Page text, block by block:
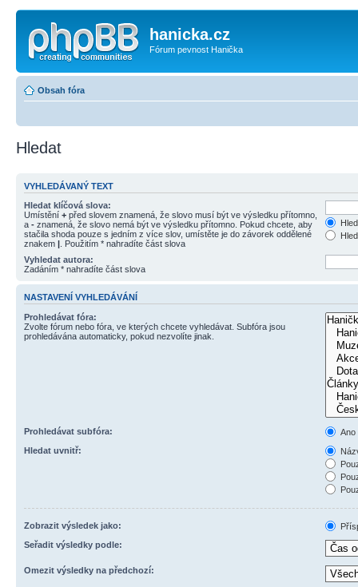
hanicka.cz
Fórum pevnost Hanička
Obsah fóra
Hledat
VYHLEDÁVANÝ TEXT
Hledat klíčová slova:
Umístění + před slovem znamená, že slovo musí být ve výsledku přítomno,
a - znamená, že slovo nemá být ve výsledku přítomno. Pokud chcete, aby
stačila shoda pouze s jedním z více slov, umístěte je do závorek oddělené
znakem | . Použitím * nahradíte část slova
Vyhledat autora:
Zadáním * nahradíte část slova
NASTAVENÍ VYHLEDÁVÁNÍ
Prohledávat fóra:
Zvolte fórum nebo fóra, ve kterých chcete vyhledávat. Subfóra jsou
prohledávána automaticky, pokud nezvolíte jinak.
Prohledávat subfóra:
Ano
Hledat uvnitř:
Zobrazit výsledek jako:
Seřadit výsledky podle:
Omezit výsledky na předchozí: